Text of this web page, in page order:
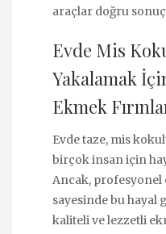
araçlar doğru
Evde Mis
Yakalamak
Ekmek
Evde taze, mis
birçok insan için
Ancak, profesyonel
sayesinde bu hayal
kaliteli ve lezzetli